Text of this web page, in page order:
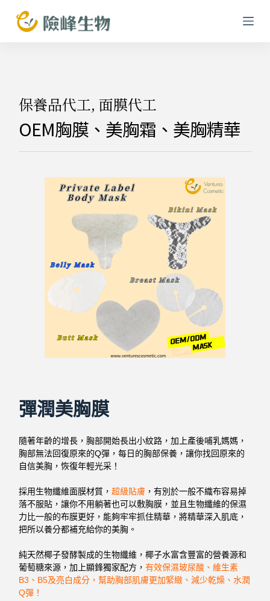
跳
至
保養品代工,面膜代工
OEM胸膜、美胸霜、美胸精華
彈潤美胸膜
隨著年齡的增長，胸部開始長出小紋路，加上產後哺乳媽媽，
胸部無法回復原來的Q彈，每日的胸部保養，讓你找回原來的
自信美胸，恢復年輕光采！
採用生物纖維面膜材質，超級貼膚 ，有別於一般不織布容易掉
落不服貼，讓你不用躺著也可以敷胸膜，並且生物纖維的保濕
力比一般的布膜更好，能夠牢牢抓住精華，將精華深入肌底，
把所以養分都補充給你的美胸。
純天然椰子發酵製成的生物纖維，椰子水富含豐富的營養源和
葡萄糖來源，加上顯鋒獨家配方，有效保濕玻尿酸、維生素
B3、B5及亮白成分，幫助胸部肌膚更加緊緻、減少乾燥、水潤
Q彈！